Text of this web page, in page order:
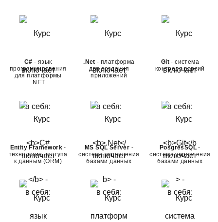
C# - язык
программирования
для платформы
.NET
.Net - платформа
для создания
приложений
Git- система
контроля версий
Entity Framework-
технология доступа
к данным (ORM)
MS SQL Server -
система управления
базами данных
PosgresSQL-
система управления
базами данных